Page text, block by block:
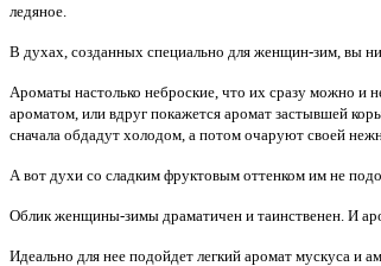
ледяное.
В духах, созданных специально для женщин-зим, вы
Ароматы настолько неброские, что их сразу можно и
ароматом, или вдруг покажется аромат застывшей
сначала обдадут холодом, а потом очаруют своей
А вот духи со сладким фруктовым оттенком им не
Облик женщины-зимы драматичен и таинственен. И
Идеально для нее подойдет легкий аромат мускуса и